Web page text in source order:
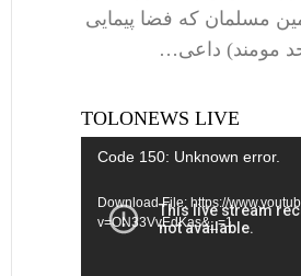
مسلمان که فضا پیمایی
مومند) داعی…
TOLONEWS LIVE
Video
Code 150: Unknown error.
Download File: https://
v=ON33VvEdKas&_=1